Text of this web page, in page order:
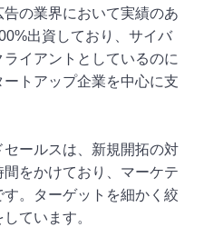
の業界において実績のあ
出資しており、サイバ
イアントとしているのに
トアップ企業を中心に支
ールスは、新規開拓の対
をかけており、マーケテ
。ターゲットを細かく絞
ています。